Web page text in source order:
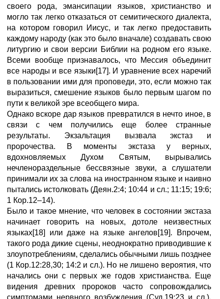
своего рода, эмансипации языков, христианство и
могло так легко отказаться от семитического диалекта,
на котором говорил Иисус, и так легко предоставить
каждому народу (как это было вначале) создавать свою
литургию и свои версии Библии на родном его языке.
Всеми вообще признавалось, что Мессия объединит
все народы и все языки[17]. И уравнение всех наречий
в пользовании ими для проповеди, это, если можно так
выразиться, смешение языков было первым шагом по
пути к великой эре всеобщего мира.
Однако вскоре дар языков превратился в нечто иное, в
связи с чем получились еще более странные
результаты. Экзальтация вызвала экстаз и
пророчества. В моменты экстаза у верных,
вдохновляемых Духом Святым, вырывались
нечленораздельные бессвязные звуки, а слушатели
принимали их за слова на иностранном языке и наивно
пытались истолковать (Деян.2:4; 10:44 и сл.; 11:15; 19:6;
1 Кор.12–14).
Было и такое мнение, что человек в состоянии экстаза
начинает говорить на новых, дотоле неизвестных
языках[18] или даже на языке ангелов[19]. Впрочем,
такого рода дикие сцены, неоднократно приводившие к
злоупотреблениям, сделались обычными лишь позднее
(1 Кор.12:28,30; 14:2 и сл.). Но не лишено вероятия, что
начались они с первых же годов христианства. Еще
видения древних пророков часто сопровождались
симптомами нервного возбуждения (Суд.19:23 и сл.).